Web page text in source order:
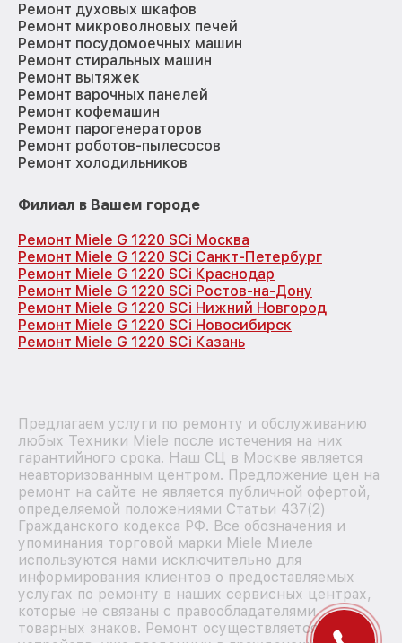
Ремонт духовых шкафов
Ремонт микроволновых печей
Ремонт посудомоечных машин
Ремонт стиральных машин
Ремонт вытяжек
Ремонт варочных панелей
Ремонт кофемашин
Ремонт парогенераторов
Ремонт роботов-пылесосов
Ремонт холодильников
Филиал в Вашем городе
Ремонт Miele G 1220 SCi Москва
Ремонт Miele G 1220 SCi Санкт-Петербург
Ремонт Miele G 1220 SCi Краснодар
Ремонт Miele G 1220 SCi Ростов-на-Дону
Ремонт Miele G 1220 SCi Нижний Новгород
Ремонт Miele G 1220 SCi Новосибирск
Ремонт Miele G 1220 SCi Казань
Предлагаем услуги по ремонту и обслуживанию
любых Техники Miele после истечения на них
гарантийного срока. Наш СЦ в Москве является
неавторизованным центром. Предложение цен на
ремонт на сайте не является публичной офертой,
определяемой положениями Статьи 437(2)
Гражданского кодекса РФ. Все обозначения и
упоминания торговой марки Miele Миеле
используются нами исключительно для
информирования клиентов о предоставляемых
услугах по ремонту в наших сервисных центрах,
которые не связаны с правообладателями
товарных знаков. Ремонт осуществляется для